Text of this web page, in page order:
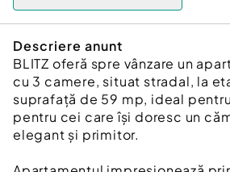
Descriere anunt
BLITZ oferă spre vânzare un
cu 3 camere, situat stradal, la
suprafață de 59 mp, ideal
pentru cei care își doresc un
elegant și primitor.